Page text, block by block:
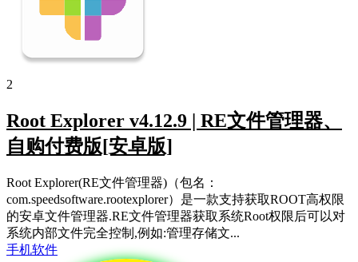
2
Root Explorer v4.12.9 | RE文件管理器、
自购付费版[安卓版]
Root Explorer(RE文件管理器)（包名：
com.speedsoftware.rootexplorer）是一款支持获取ROOT高权限
的安卓文件管理器.RE文件管理器获取系统Root权限后可以对
系统内部文件完全控制,例如:管理存储文...
手机软件